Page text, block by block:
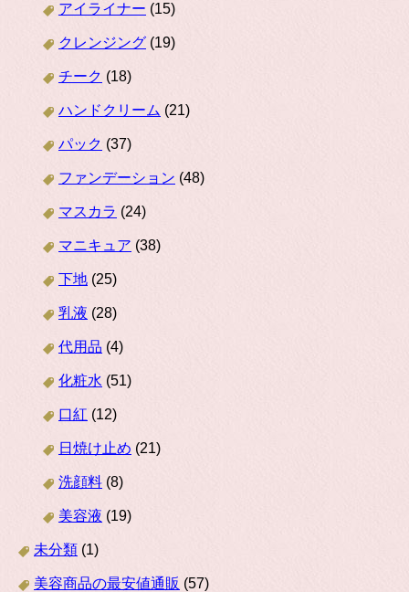
アイライナー (15)
クレンジング (19)
チーク (18)
ハンドクリーム (21)
パック (37)
ファンデーション (48)
マスカラ (24)
マニキュア (38)
下地 (25)
乳液 (28)
代用品 (4)
化粧水 (51)
口紅 (12)
日焼け止め (21)
洗顔料 (8)
美容液 (19)
未分類 (1)
美容商品の最安値通販 (57)